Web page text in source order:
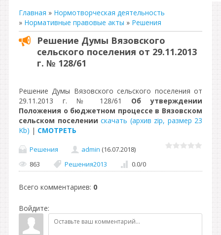
Главная » Нормотворческая деятельность
» Нормативные правовые акты » Решения
Решение Думы Вязовского
сельского поселения от 29.11.2013
г. № 128/61
Решение Думы Вязовского сельского поселения от
29.11.2013 г. № 128/61 Об утверждении
Положения о бюджетном процессе в Вязовском
сельском поселении скачать (архив zip, размер 23
Kb) | СМОТРЕТЬ
Решения admin (16.07.2018)
863
Решения2013 0.0/0
Всего комментариев: 0
Войдите: